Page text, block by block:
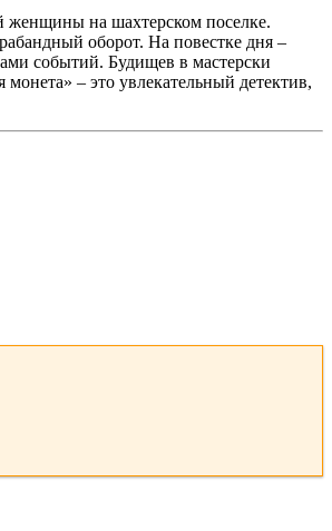
женщины на шахтерском поселке.
оборот. На повестке дня –
событий. Будищев в мастерски
– это увлекательный детектив,